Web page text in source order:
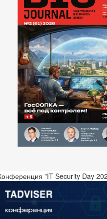
"IT Security Day